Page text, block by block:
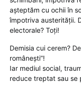
așteptăm cu ochii în
împotriva austerității.
electorale? Toți!
Demisia cui cerem?
românești”!
Iar mediul social,
reduce treptat sau se